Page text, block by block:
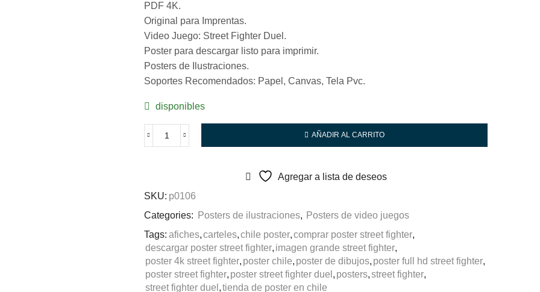
PDF 4K.
Original para Imprentas.
Video Juego: Street Fighter Duel.
Poster para descargar listo para imprimir.
Posters de Ilustraciones.
Soportes Recomendados: Papel, Canvas, Tela Pvc.
disponibles
Street
AÑADIR AL CARRITO
Agregar a lista de deseos
SKU: p0106
Categories:
Posters de ilustraciones, Posters de video juegos
Tags: afiches,carteles,chile poster,comprar poster street fighter,
descargar poster street fighter, imagen grande street fighter,
poster 4k street fighter, poster chile, poster de dibujos, poster full hd street fighter,
poster street fighter, poster street fighter duel , posters,street fighter,
street fighter duel ,tienda de poster en chile